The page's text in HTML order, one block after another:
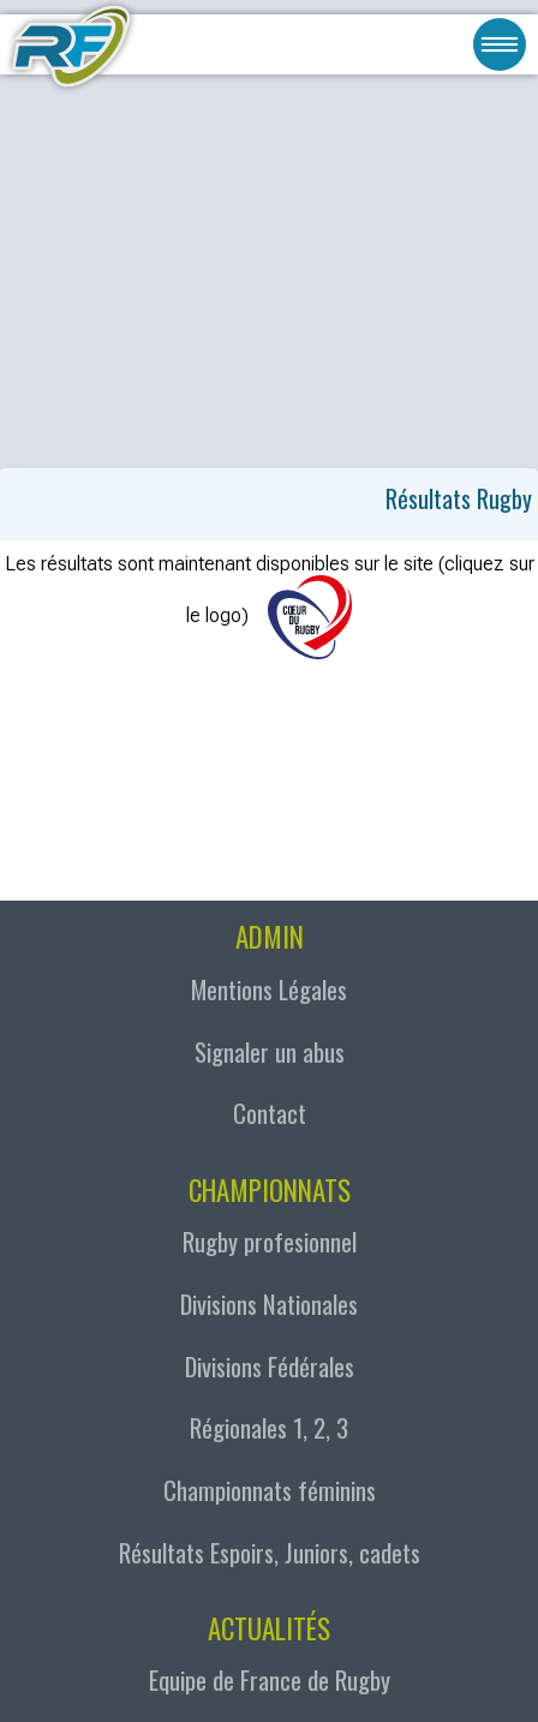
Résultats Rugby
Les résultats sont maintenant disponibles sur le site (cliquez sur
le logo)
ADMIN
Mentions Légales
Signaler un abus
Contact
CHAMPIONNATS
Rugby profesionnel
Divisions Nationales
Divisions Fédérales
Régionales 1, 2, 3
Championnats féminins
Résultats Espoirs, Juniors, cadets
ACTUALITÉS
Equipe de France de Rugby